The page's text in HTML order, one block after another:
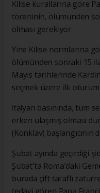
Kilise kurallarına göre
töreninin, ölümünden
olması gerekiyor.
Yine Kilise normlarına
ölümünden sonraki 15
Mayıs tarihlerinde
seçmek üzere ilk
İtalyan basınında, tüm
erken ulaşmış olması
(Konklav)
Şubat ayında geçirdiği
Şubat'ta Roma'daki
burada çift taraflı